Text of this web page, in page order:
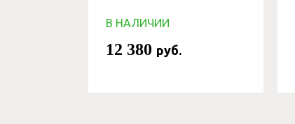
В НАЛИЧИИ
12 380 руб.